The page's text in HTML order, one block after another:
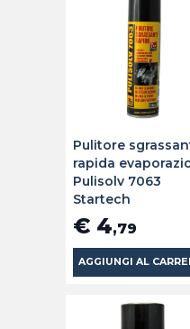
Pulitore
rapida
Pulisolv 7063
Startech
€ 4,79
AGGIUNGI AL